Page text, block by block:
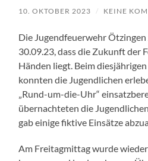
10. OKTOBER 2023 / KEINE
Die Jugendfeuerwehr
30.09.23, dass die Zukunft der
Händen liegt. Beim
konnten die Jugendlichen
„Rund-um-die-Uhr“
übernachteten die
gab einige fiktive Einsätze
Am Freitagmittag wurde